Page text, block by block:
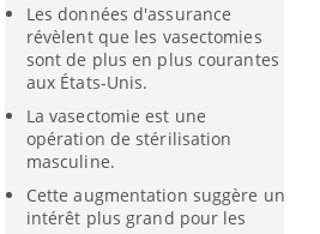
Les données d'assurance
révèlent que les vasectomies
sont de plus en plus courantes
aux États-Unis.
La vasectomie est une
opération de stérilisation
masculine.
Cette augmentation suggère un
intérêt plus grand pour les